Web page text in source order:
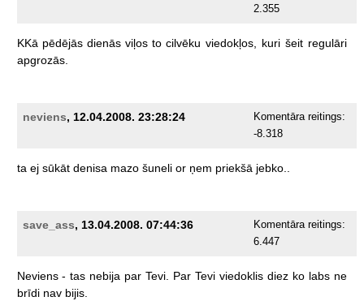
2.355
KKā pēdējās dienās viļos to cilvēku viedokļos, kuri šeit regulāri
apgrozās.
neviens, 12.04.2008. 23:28:24
Komentāra reitings:
-8.318
ta ej sūkāt denisa mazo šuneli or ņem priekšā jebko..
save_ass, 13.04.2008. 07:44:36
Komentāra reitings:
6.447
Neviens - tas nebija par Tevi. Par Tevi viedoklis diez ko labs ne
brīdi nav bijis.